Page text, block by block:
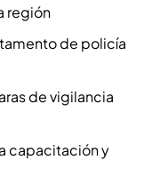
región
de policía
de vigilancia
capacitación y